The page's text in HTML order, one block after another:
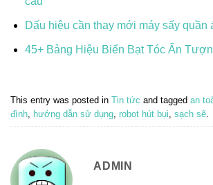
Dấu hiệu cần thay mới máy sấy quần
45+ Bảng Hiệu Biển Bạt Tóc Ấn
This entry was posted in Tin tức and tagged an
đình hướng dẫn sử dụng robot hút bụi sạch sẽ
ADMIN